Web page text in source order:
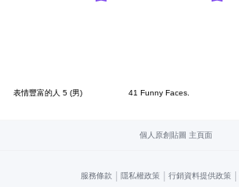
表情豐富的人 5 (男) 41 Funny Faces.
個人原創貼圖 主頁面
服務條款 | 隱私權政策 | 行銷資料提供政策 |